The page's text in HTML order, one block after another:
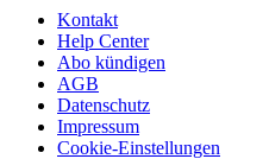
Kontakt
Help Center
Abo kündigen
AGB
Datenschutz
Impressum
Cookie-Einstellungen